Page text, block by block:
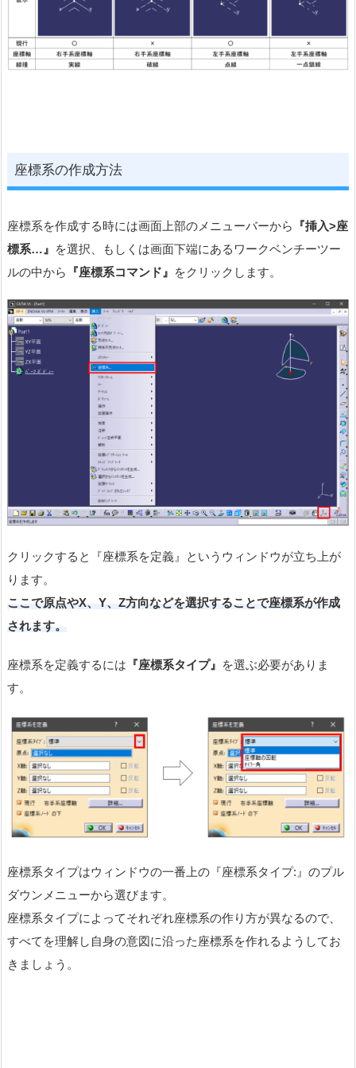
座標系の作成方法
座標系を作成する時には画面上部のメニューバーから 『挿入>座
標系… 』 を選択、もしくは画面下端にあるワークベンチーツー
ルの中から
『座標系コマンド』 をクリックします。
クリックすると『座標系を定義』というウィンドウが立ち上が
ります。
ここで原点やX、Y、Z方向などを選択することで座標系が作成
されます。
座標系を定義するには 『座標系タイプ』 を選ぶ必要がありま
す。
座標系タイプはウィンドウの一番上の『座標系タイプ:』のプル
ダウンメニューから選びます。
座標系タイプによってそれぞれ座標系の作り方が異なるので、
すべてを理解し自身の意図に沿った座標系を作れるようしてお
きましょう。